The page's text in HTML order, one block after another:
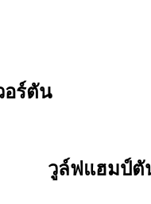
อร์ตัน
วูล์ฟแฮมป์ตั